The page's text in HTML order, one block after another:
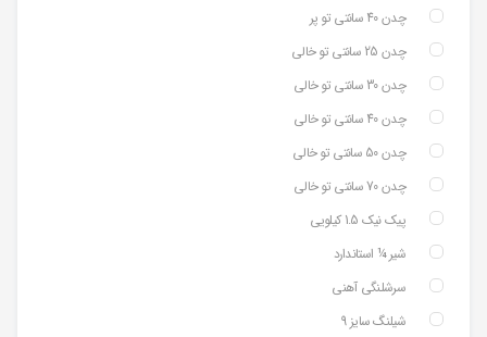
چدن 40 سانتی تو پر
چدن 25 سانتی تو خالی
چدن 30 سانتی تو خالی
چدن 40 سانتی تو خالی
چدن 50 سانتی تو خالی
چدن 70 سانتی تو خالی
پیک نیک 1.5 کیلویی
شیر ¼ استاندارد
سرشلنگی آهنی
شیلنگ سایز 9